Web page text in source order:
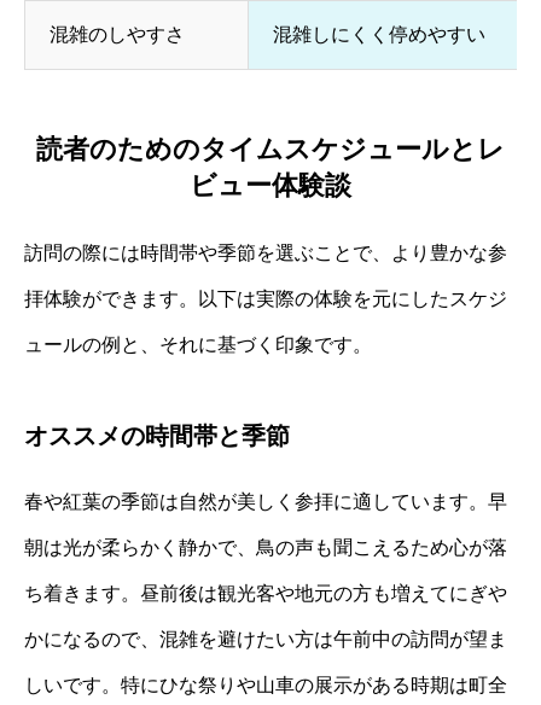
混雑のしやすさ 混雑しにくく停めやすい
読者のためのタイムスケジュールとレ
ビュー体験談
訪問の際には時間帯や季節を選ぶことで、より豊かな参
拝体験ができます。以下は実際の体験を元にしたスケジ
ュールの例と、それに基づく印象です。
オススメの時間帯と季節
春や紅葉の季節は自然が美しく参拝に適しています。早
朝は光が柔らかく静かで、鳥の声も聞こえるため心が落
ち着きます。昼前後は観光客や地元の方も増えてにぎや
かになるので、混雑を避けたい方は午前中の訪問が望ま
しいです。特にひな祭りや山車の展示がある時期は町全